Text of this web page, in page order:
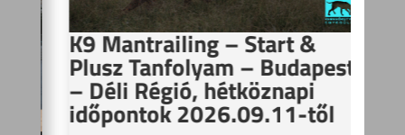
K9 Mantrailing – Start &
Plusz Tanfolyam – Budapest
– Déli Régió, hétköznapi
időpontok 2026.09.11-től